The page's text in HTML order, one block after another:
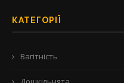
КАТЕГОРІЇ
Вагітність